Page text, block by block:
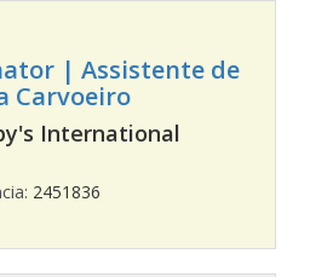
| Assistente de
Carvoeiro
International
2451836